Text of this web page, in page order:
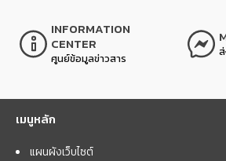
INFORMATION
CENTER
ศูนย์ข้อมูลข่าวสาร
เมนูหลัก
แผนผังเว็บไซต์